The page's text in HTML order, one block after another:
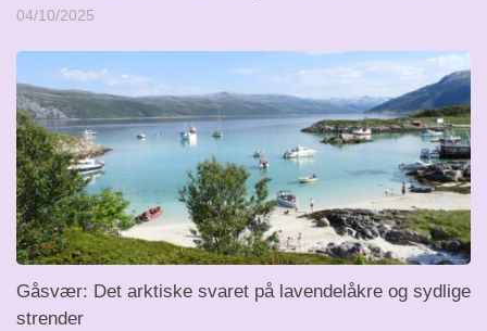
04/10/2025
Gåsvær: Det arktiske svaret på lavendelåkre og sydlige
strender